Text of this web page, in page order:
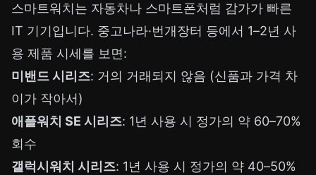
스마트워치는 자동차나 스마트폰처럼 감가가 빠른
IT 기기입니다. 중고나라·번개장터 등에서 1–2년 사
용 제품 시세를 보면:
미밴드 시리즈: 거의 거래되지 않음 (신품과 가격 차
이가 작아서)
애플워치 SE 시리즈: 1년 사용 시 정가의 약 60–70%
회수
갤럭시워치 시리즈: 1년 사용 시 정가의 약 40–50%